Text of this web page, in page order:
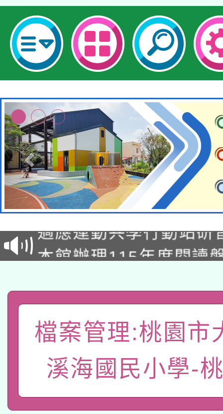
本校115學年度第2次
招甄選結果公告(無人
招)
本館辦理115年度閱讀
礎課程
A3數位素養講師名單
「數位內容與教學軟體
pilot」
有關大陸委員會函釋公
薪期間赴陸應申請許可
轉知經濟部水利署委託
業技術研究院辦理「
115年8月22日(星期六
檔案管理:桃園市
溪海國民小學-